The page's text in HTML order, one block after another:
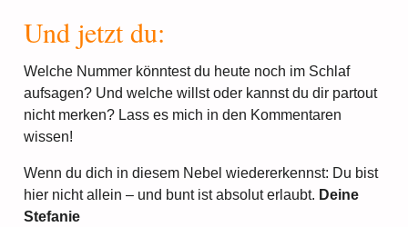
Und jetzt du:
Welche Nummer könntest du heute noch im Schlaf
aufsagen? Und welche willst oder kannst du dir partout
nicht merken? Lass es mich in den Kommentaren
wissen!
Wenn du dich in diesem Nebel wiedererkennst: Du bist
hier nicht allein – und bunt ist absolut erlaubt. Deine
Stefanie